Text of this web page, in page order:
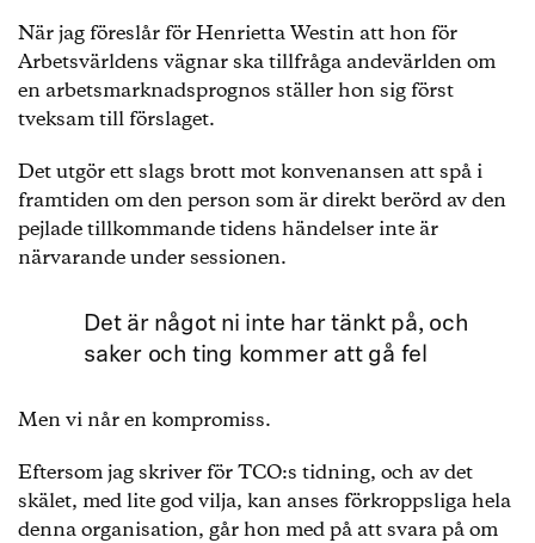
När jag föreslår för Henrietta Westin att hon för
Arbetsvärldens vägnar ska tillfråga andevärlden om
en arbetsmarknadsprognos ställer hon sig först
tveksam till förslaget.
Det utgör ett slags brott mot konvenansen att spå i
framtiden om den person som är direkt berörd av den
pejlade tillkommande tidens händelser inte är
närvarande under sessionen.
Det är något ni inte har tänkt på, och
saker och ting kommer att gå fel
Men vi når en kompromiss.
Eftersom jag skriver för TCO:s tidning, och av det
skälet, med lite god vilja, kan anses förkroppsliga hela
denna organisation, går hon med på att svara på om